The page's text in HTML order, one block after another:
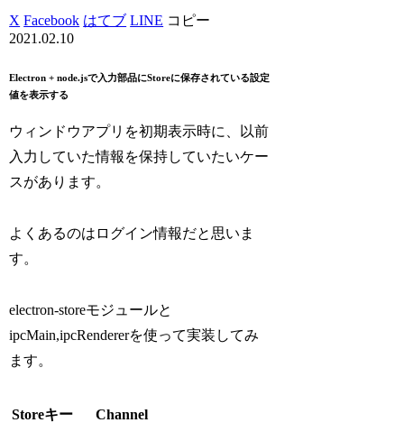
X Facebook はてブ LINE コピー
2021.02.10
Electron + node.jsで入力部品にStoreに保存されている設定
値を表示する
ウィンドウアプリを初期表示時に、以前
入力していた情報を保持していたいケー
スがあります。
よくあるのはログイン情報だと思いま
す。
electron-storeモジュールと
ipcMain,ipcRendererを使って実装してみ
ます。
Storeキー
Channel